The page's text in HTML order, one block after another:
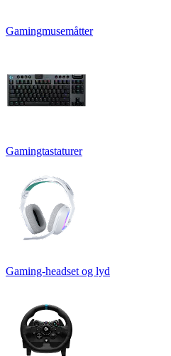
Gamingmusemåtter
Gamingtastaturer
Gaming-headset og lyd